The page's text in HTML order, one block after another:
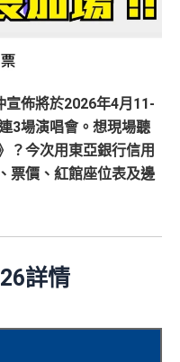
宣佈將於2026年4月11-
3場演唱會。想現場聽
？今次用東亞銀行信用
票價、紅館座位表及邊
詳情